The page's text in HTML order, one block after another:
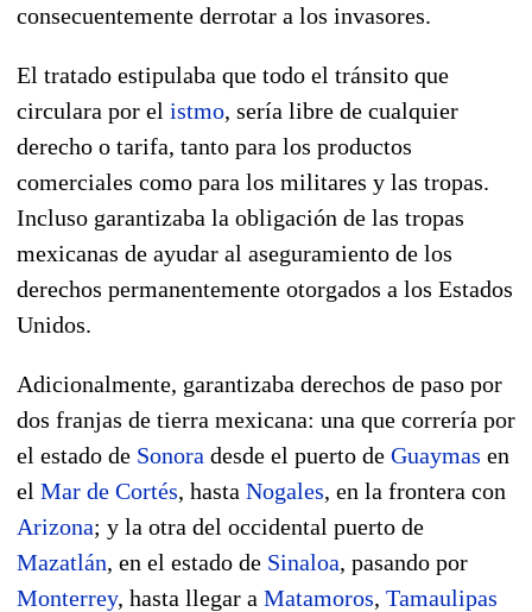
consecuentemente derrotar a los invasores.
El tratado estipulaba que todo el tránsito que
circulara por el istmo, sería libre de cualquier
derecho o tarifa, tanto para los productos
comerciales como para los militares y las tropas.
Incluso garantizaba la obligación de las tropas
mexicanas de ayudar al aseguramiento de los
derechos permanentemente otorgados a los Estados
Unidos.
Adicionalmente, garantizaba derechos de paso por
dos franjas de tierra mexicana: una que correría por
el estado de Sonora desde el puerto de Guaymas en
el Mar de Cortés, hasta Nogales, en la frontera con
Arizona; y la otra del occidental puerto de
Mazatlán, en el estado de Sinaloa, pasando por
Monterrey, hasta llegar a Matamoros, Tamaulipas